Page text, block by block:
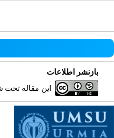
بازنشر اطلاعات
این مقاله